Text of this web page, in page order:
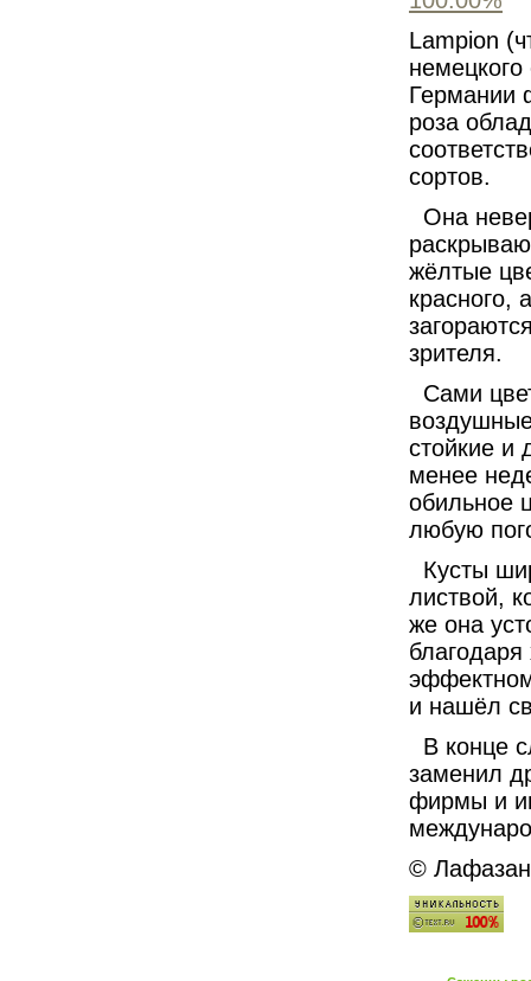
Lampion
Германии
роза
сортов.
Она
жёлтые
красного,
зрителя.
Сами
стойкие и
менее
обильное
любую
Кусты
листвой,
же она
и нашёл
В конце
заменил
фирмы и
©